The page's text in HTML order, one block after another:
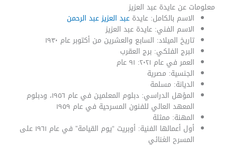
معلومات عن عايدة عبد العزيز
الاسم بالكامل: عايدةعبد العزيز عبد الرحمن
الاسم الفني: عايدة عبد العزيز
تاريخ الميلاد: السابع والعشرين من أكتوبر عام ١٩٣٠
البرج الفلكي: برج العقرب
العمر في عام ٢٠٢١: ٩١ عام
الجنسية: مصرية
الديانة: مسلمة
المؤهل الدراسي: دبلوم المعلمين في عام ١٩٥٦، ودبلوم
المعهد العالي للفنون المسرحية في عام ١٩٥٩
المهنة: ممثلة
أول أعمالها الفنية: أوبريت “يوم القيامة” في عام ١٩٦١ على
المسرح الغنائي